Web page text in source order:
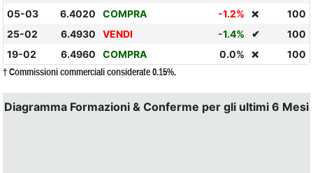
05-03
6.4020 COMPRA -1.2% ❌
100
25-02
6.4930 VENDI -1.4% ✔
100
19-02
6.4960 COMPRA 0.0% ❌ 100
† Commissioni commerciali considerate 0.15%.
Diagramma Formazioni & Conferme per gli ultimi 6 Mesi